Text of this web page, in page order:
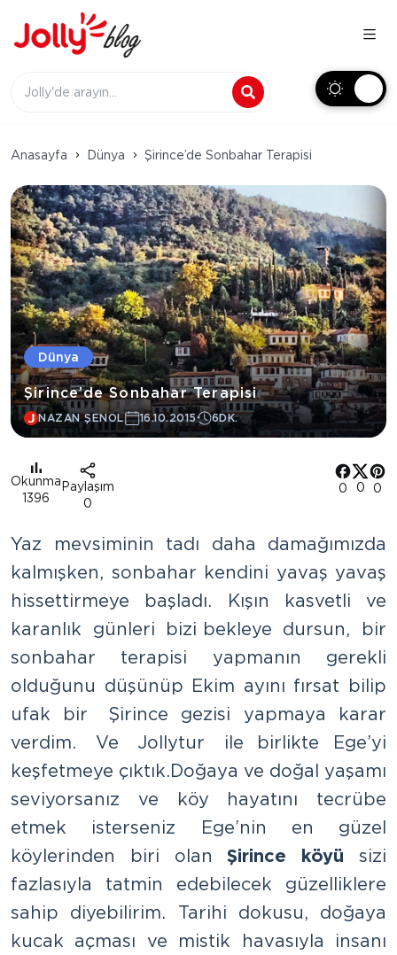
Anasayfa Dünya Şirince’de Sonbahar Terapisi
Dünya
Şirince’de Sonbahar Terapisi
NAZAN ŞENOL 16.10.2015 6DK.
Okunma
1396
Paylaşım
0
0 0 0
Yaz mevsiminin tadı daha damağımızda
kalmışken, sonbahar kendini yavaş yavaş
hissettirmeye başladı. Kışın kasvetli ve
karanlık günleri bizi bekleye dursun, bir
sonbahar terapisi yapmanın gerekli
olduğunu düşünüp Ekim ayını fırsat bilip
ufak bir Şirince gezisi yapmaya karar
verdim. Ve Jollytur ile birlikte Ege’yi
keşfetmeye çıktık. Doğaya ve doğal yaşamı
seviyorsanız ve köy hayatını tecrübe
etmek isterseniz Ege’nin en güzel
köylerinden biri olanŞirince köyü sizi
fazlasıyla tatmin edebilecek güzelliklere
sahip diyebilirim. Tarihi dokusu, doğaya
kucak açması ve mistik havasıyla insanı